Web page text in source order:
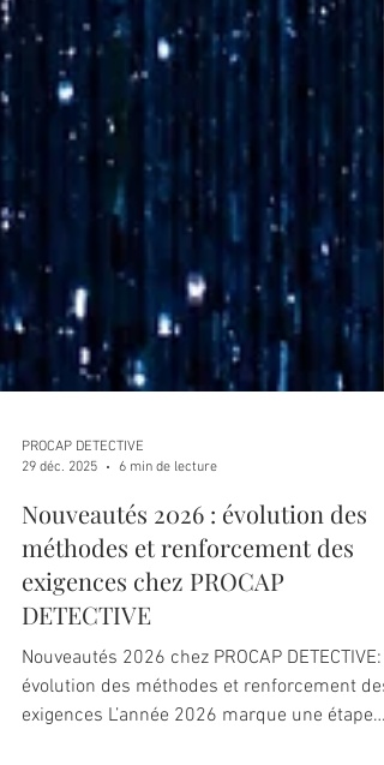
PROCAP DETECTIVE
29 déc. 2025
6 min de lecture